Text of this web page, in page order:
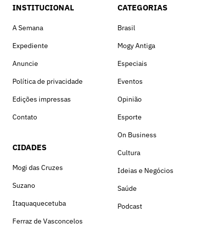
INSTITUCIONAL
A Semana
Expediente
Anuncie
Política de privacidade
Edições impressas
Contato
CIDADES
Mogi das Cruzes
Suzano
Itaquaquecetuba
Ferraz de Vasconcelos
CATEGORIAS
Brasil
Mogy Antiga
Especiais
Eventos
Opinião
Esporte
On Business
Cultura
Ideias e Negócios
Saúde
Podcast